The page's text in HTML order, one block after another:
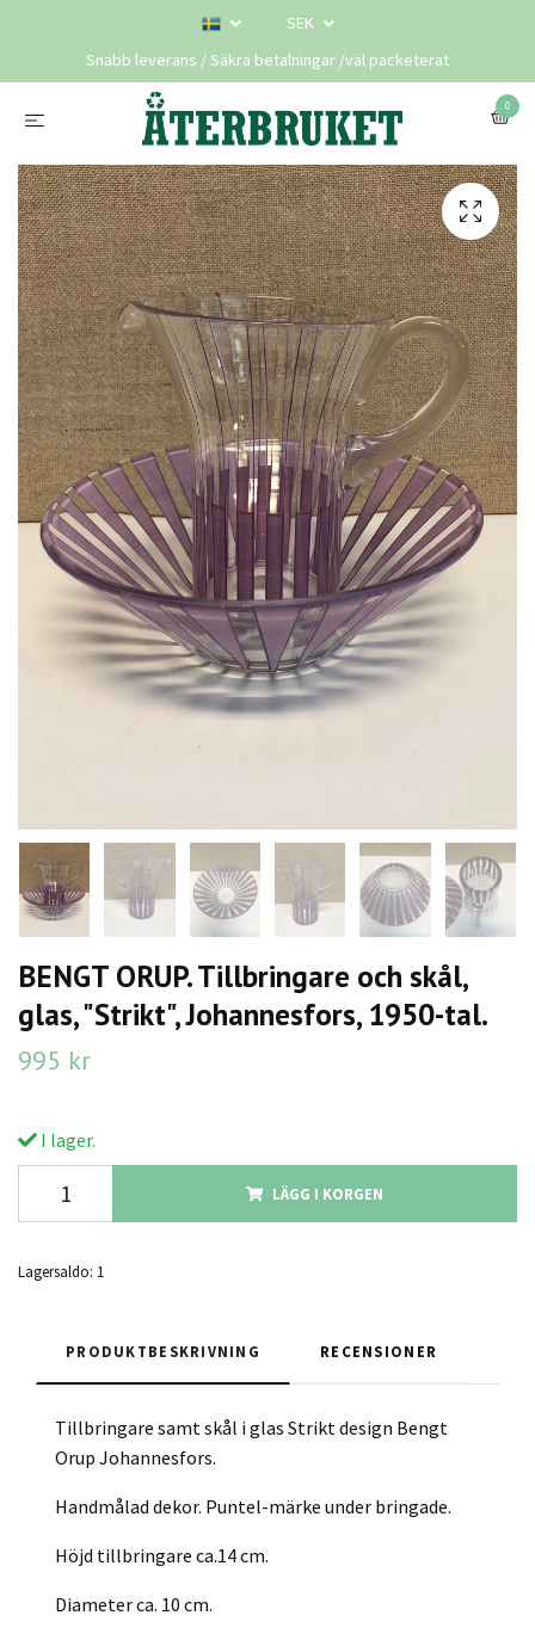
SEK
Snabb leverans / Säkra betalningar /väl packeterat
0
BENGT ORUP. Tillbringare och skål,
glas, "Strikt", Johannesfors, 1950-tal.
995 kr
I lager.
LÄGG I KORGEN
Lagersaldo: 1
PRODUKTBESKRIVNING RECENSIONER
Tillbringare samt skål i glas Strikt design Bengt
Orup Johannesfors.
Handmålad dekor. Puntel-märke under bringade.
Höjd tillbringare ca.14 cm.
Diameter ca. 10 cm.